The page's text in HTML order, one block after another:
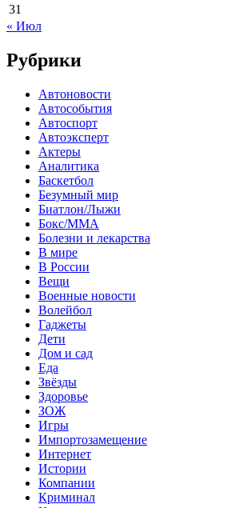
31
« Июл
Рубрики
Автоновости
Автособытия
Автоспорт
Автоэксперт
Актеры
Аналитика
Баскетбол
Безумный мир
Биатлон/Лыжи
Бокс/MMA
Болезни и лекарства
В мире
В России
Вещи
Военные новости
Волейбол
Гаджеты
Дети
Дом и сад
Еда
Звёзды
Здоровье
ЗОЖ
Игры
Импортозамещение
Интернет
Истории
Компании
Криминал